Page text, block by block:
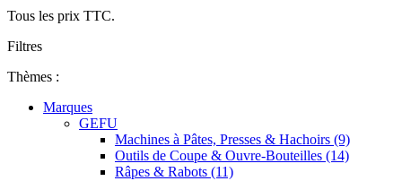
Tous les prix TTC.
Filtres
Thèmes :
Marques
GEFU
Machines à Pâtes, Presses & Hachoirs (9)
Outils de Coupe & Ouvre-Bouteilles (14)
Râpes & Rabots (11)